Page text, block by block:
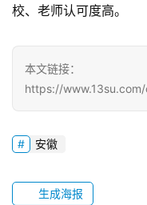
中
心
全
国
校、老师认可度高。
本文链接：
https://
安徽
生成海报